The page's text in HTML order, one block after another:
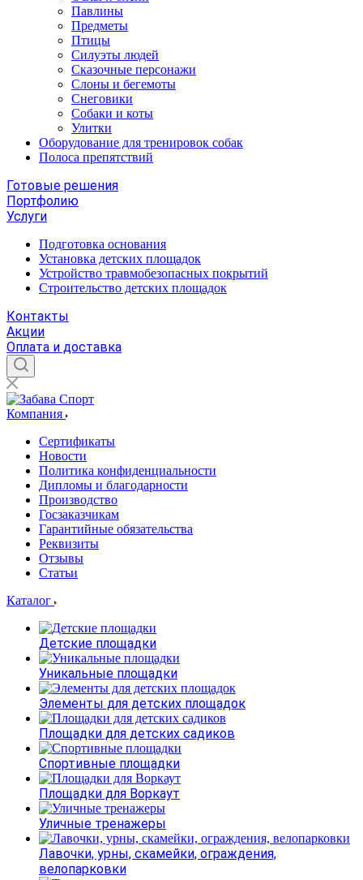
Павлины
Предметы
Птицы
Силуэты людей
Сказочные персонажи
Слоны и бегемоты
Снеговики
Собаки и коты
Улитки
Оборудование для тренировок собак
Полоса препятствий
Готовые решения
Портфолию
Услуги
Подготовка основания
Установка детских площадок
Устройство травмобезопасных покрытий
Строительство детских площадок
Контакты
Акции
Оплата и доставка
Компания
Сертификаты
Новости
Политика конфиденциальности
Дипломы и благодарности
Производство
Госзаказчикам
Гарантийные обязательства
Реквизиты
Отзывы
Статьи
Каталог
Детские площадки
Уникальные площадки
Элементы для детских площадок
Площадки для детских садиков
Спортивные площадки
Площадки для Воркаут
Уличные тренажеры
Лавочки, урны, скамейки, ограждения,
велопарковки